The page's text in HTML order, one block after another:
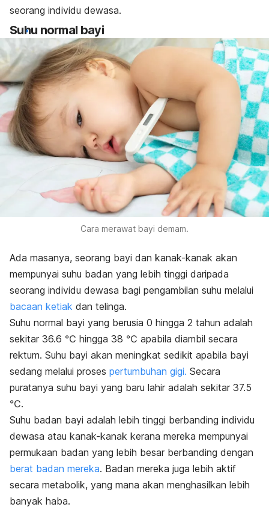
seorang individu dewasa.
Suhu normal bayi
Cara merawat bayi demam.
Ada masanya, seorang bayi dan kanak-kanak akan
mempunyai suhu badan yang lebih tinggi daripada
seorang individu dewasa bagi pengambilan suhu melalui
bacaan ketiak dan telinga.
Suhu normal bayi yang berusia 0 hingga 2 tahun adalah
sekitar 36.6 ℃ hingga 38 ℃ apabila diambil secara
rektum. Suhu bayi akan meningkat sedikit apabila bayi
sedang melalui proses pertumbuhan gigi. Secara
puratanya suhu bayi yang baru lahir adalah sekitar 37.5
℃.
Suhu badan bayi adalah lebih tinggi berbanding individu
dewasa atau kanak-kanak kerana mereka mempunyai
permukaan badan yang lebih besar berbanding dengan
berat badan mereka. Badan mereka juga lebih aktif
secara metabolik, yang mana akan menghasilkan lebih
banyak haba.